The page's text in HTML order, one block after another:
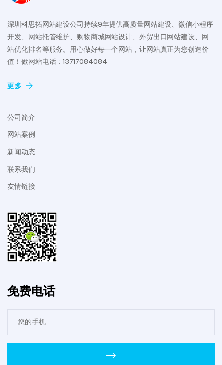
深圳科思拓网站建设公司持续9年提供高质量网站建设、微信小程序
开发、网站托管维护、购物商城网站设计、外贸出口网站建设、网
站优化排名等服务。用心做好每一个网站，让网站真正为您创造价
值！做网站电话：13717084084
更多
公司简介
网站案例
新闻动态
联系我们
友情链接
免费电话